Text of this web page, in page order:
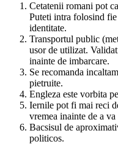
Cetatenii romani pot
Puteti intra folosind
identitate.
Transportul public
usor de utilizat.
inainte de imbarcare.
Se recomanda
pietruite.
Engleza este vorbita
Iernile pot fi mai reci
vremea inainte de a
Bacsisul de
politicos.